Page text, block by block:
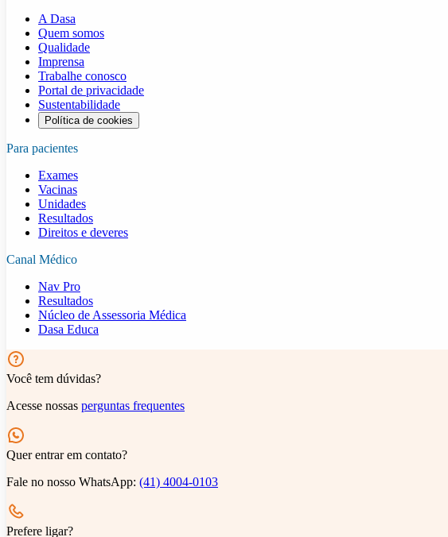
A Dasa
Quem somos
Qualidade
Imprensa
Trabalhe conosco
Portal de privacidade
Sustentabilidade
Política de cookies
Para pacientes
Exames
Vacinas
Unidades
Resultados
Direitos e deveres
Canal Médico
Nav Pro
Resultados
Núcleo de Assessoria Médica
Dasa Educa
Você tem dúvidas?
Acesse nossas perguntas frequentes
Quer entrar em contato?
Fale no nosso WhatsApp: (41) 4004-0103
Prefere ligar?